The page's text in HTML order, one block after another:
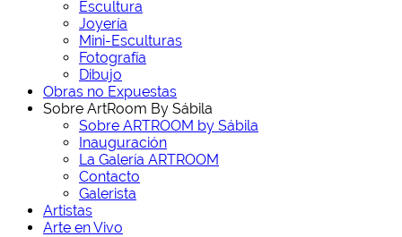
Escultura
Joyería
Mini-Esculturas
Fotografía
Dibujo
Obras no Expuestas
Sobre ArtRoom By Sábila
Sobre ARTROOM by Sábila
Inauguración
La Galería ARTROOM
Contacto
Galerista
Artistas
Arte en Vivo